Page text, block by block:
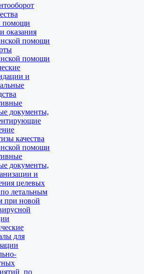
помощи
оказания
помощи
помощи
и
документы,
качества
помощи
документы,
и
целевых
летальным
при новой
для
по